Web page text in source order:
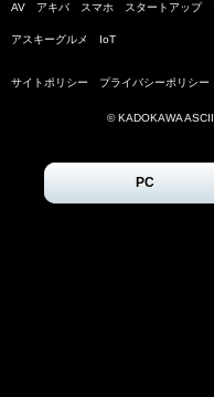
AV アキバ スマホ スタートアップ
アスキーグルメ IoT
サイトポリシー プライバシーポリシー
© KADOKAWA
PC